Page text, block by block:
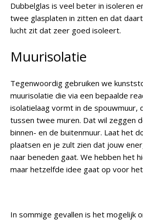
Dubbelglas is veel beter in isoleren
twee glasplaten in zitten en dat
lucht zit dat zeer goed isoleert.
Muurisolatie
Tegenwoordig gebruiken we
muurisolatie die via een bepaalde
isolatielaag vormt in de spouwmuur,
tussen twee muren. Dat wil zeggen
binnen- en de buitenmuur. Laat het
plaatsen en je zult zien dat jouw
naar beneden gaat. We hebben het
maar hetzelfde idee gaat op voor
In sommige gevallen is het mogelijk